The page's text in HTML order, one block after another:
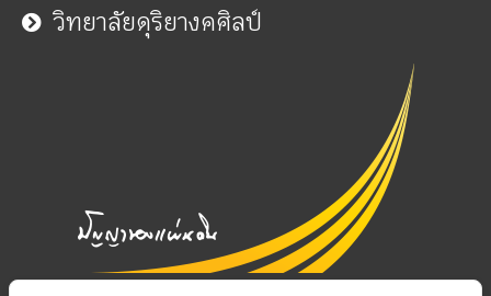
วิทยาลัยดุริยางคศิลป์